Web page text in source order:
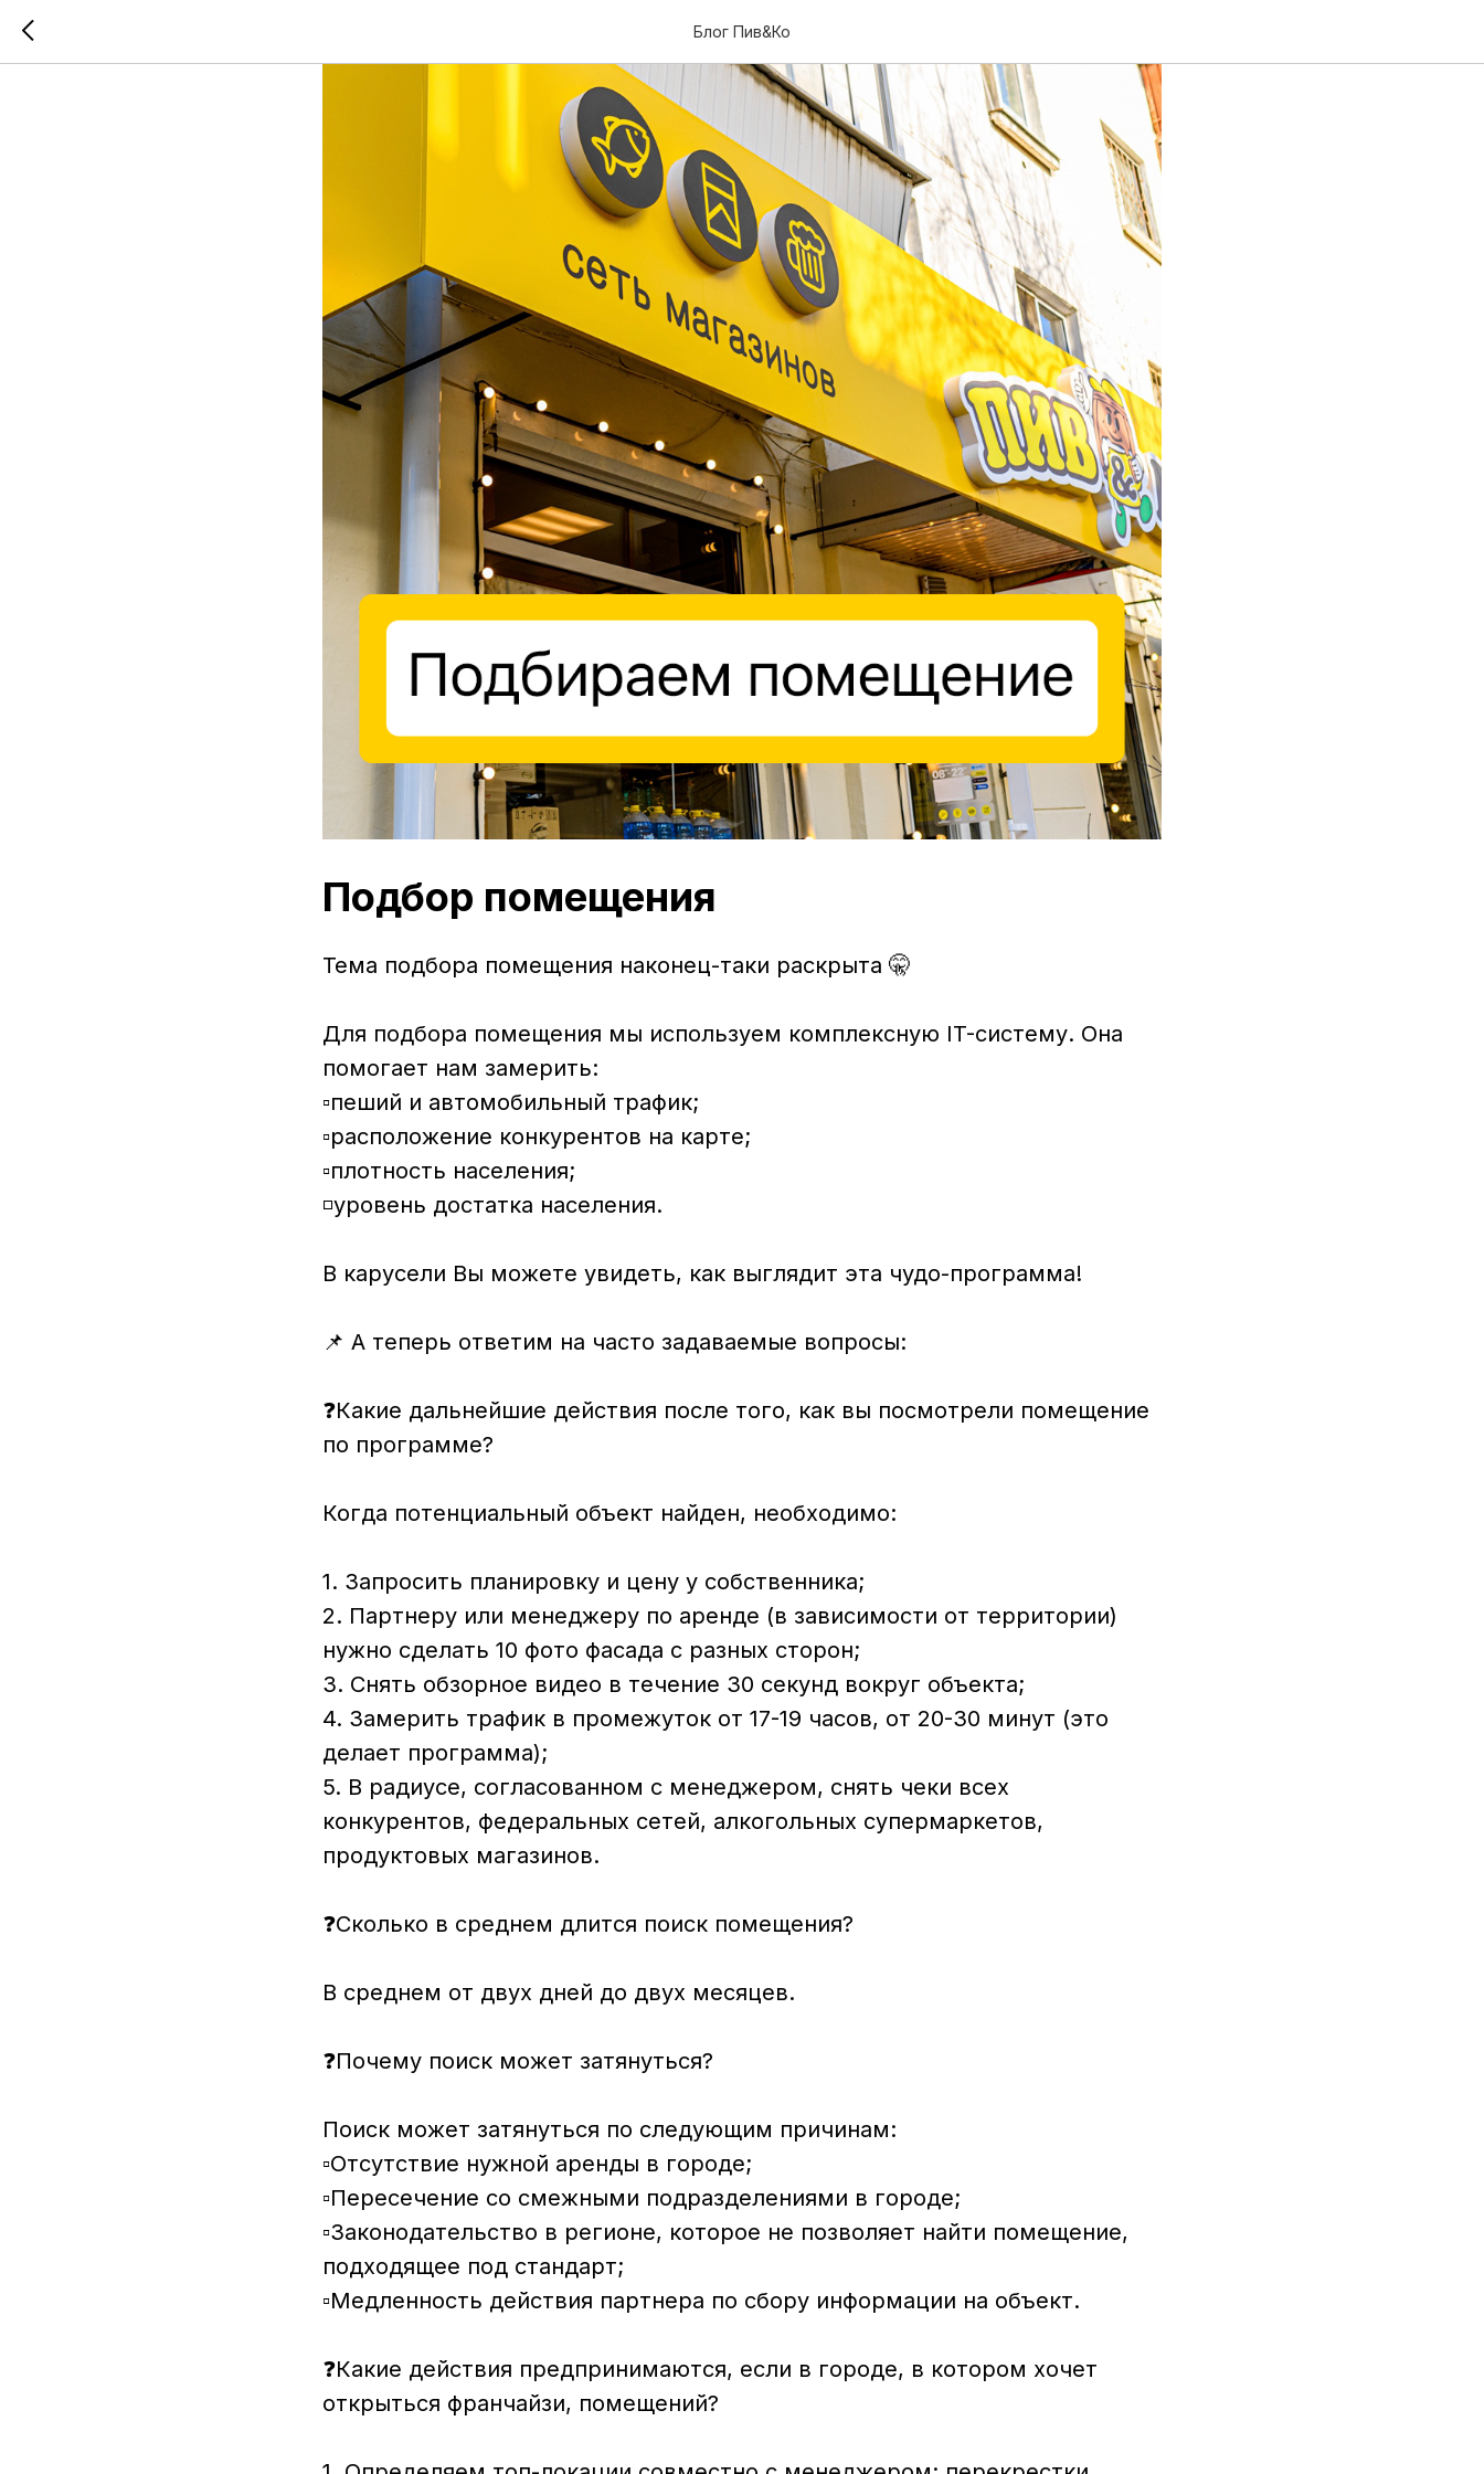
Блог Пив&Ко
Подбор помещения
Тема подбора помещения наконец-таки раскрыта 🤫
Для подбора помещения мы используем комплексную IT-систему. Она
помогает нам замерить:
▫️пеший и автомобильный трафик;
▫️расположение конкурентов на карте;
▫️плотность населения;
◽️уровень достатка населения.
В карусели Вы можете увидеть, как выглядит эта чудо-программа!
📌 А теперь ответим на часто задаваемые вопросы:
❓Какие дальнейшие действия после того, как вы посмотрели помещение
по программе?
Когда потенциальный объект найден, необходимо:
1. Запросить планировку и цену у собственника;
2. Партнеру или менеджеру по аренде (в зависимости от территории)
нужно сделать 10 фото фасада с разных сторон;
3. Снять обзорное видео в течение 30 секунд вокруг объекта;
4. Замерить трафик в промежуток от 17-19 часов, от 20-30 минут (это
делает программа);
5. В радиусе, согласованном с менеджером, снять чеки всех
конкурентов, федеральных сетей, алкогольных супермаркетов,
продуктовых магазинов.
❓Сколько в среднем длится поиск помещения?
В среднем от двух дней до двух месяцев.
❓Почему поиск может затянуться?
Поиск может затянуться по следующим причинам:
▫️Отсутствие нужной аренды в городе;
▫️Пересечение со смежными подразделениями в городе;
▫️Законодательство в регионе, которое не позволяет найти помещение,
подходящее под стандарт;
▫️Медленность действия партнера по сбору информации на объект.
❓Какие действия предпринимаются, если в городе, в котором хочет
открыться франчайзи, помещений?